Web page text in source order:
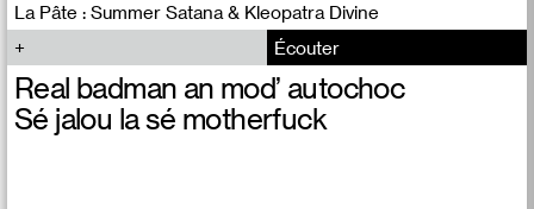
La Pâte : Summer Satana & Kleopatra Divine
Écouter
Real badman an mod’ autochoc
Sé jalou la sé motherfuck